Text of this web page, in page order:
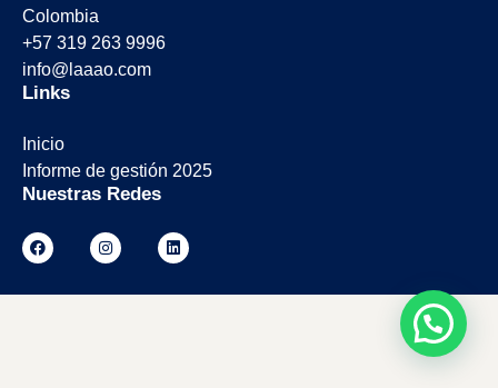
Colombia
+57 319 263 9996
info@laaao.com
Links
Inicio
Informe de gestión 2025
Nuestras Redes